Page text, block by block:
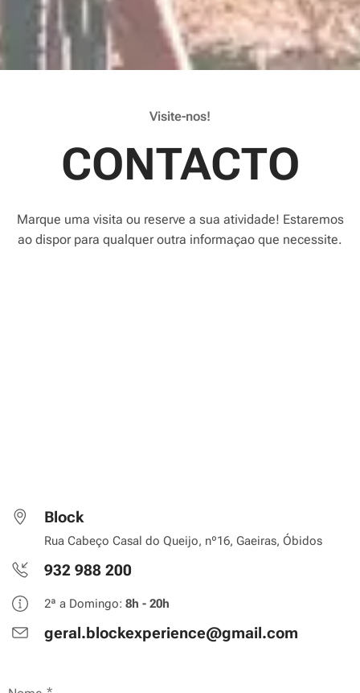
Visite-nos!
CONTACTO
Marque uma visita ou reserve a sua atividade! Estaremos
ao dispor para qualquer outra informaçao que necessite.
Block
Rua Cabeço Casal do Queijo, nº16, Gaeiras, Óbidos
932 988 200
2ª a Domingo: 8h - 20h
geral.blockexperience@gmail.com